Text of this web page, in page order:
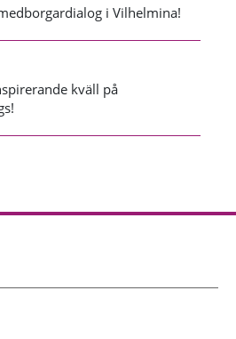
i Vilhelmina!
kväll på